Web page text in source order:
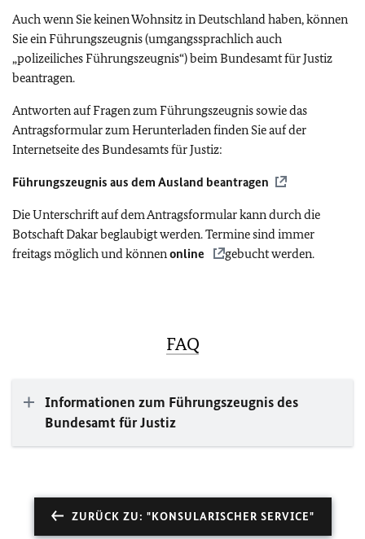
Auch wenn Sie keinen Wohnsitz in Deutschland haben, können
Sie ein Führungszeugnis (umgangssprachlich auch
„polizeiliches Führungszeugnis“) beim Bundesamt für Justiz
beantragen.
Antworten auf Fragen zum Führungszeugnis sowie das
Antragsformular zum Herunterladen finden Sie auf der
Internetseite des Bundesamts für Justiz:
Führungszeugnis aus dem Ausland beantragen
Die Unterschrift auf dem Antragsformular kann durch die
Botschaft Dakar beglaubigt werden. Termine sind immer
freitags möglich und könnenonline gebucht werden.
FAQ
Informationen zum Führungszeugnis des
Bundesamt für Justiz
ZURÜCK ZU: "KONSULARISCHER SERVICE"